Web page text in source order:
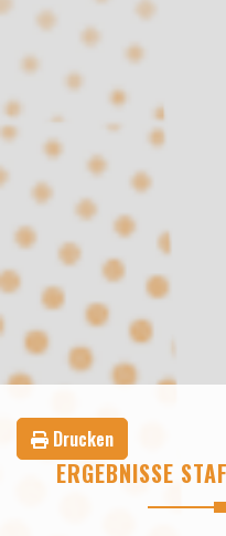
Drucken
ERGEBNISSE